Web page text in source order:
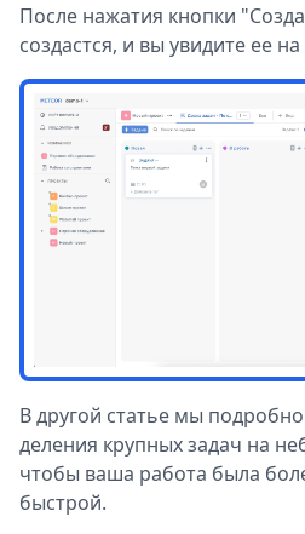
После нажатия кнопки
создастся, и вы увидите ее на
В другой статье мы
деления крупных задач на
чтобы ваша работа была
быстрой.